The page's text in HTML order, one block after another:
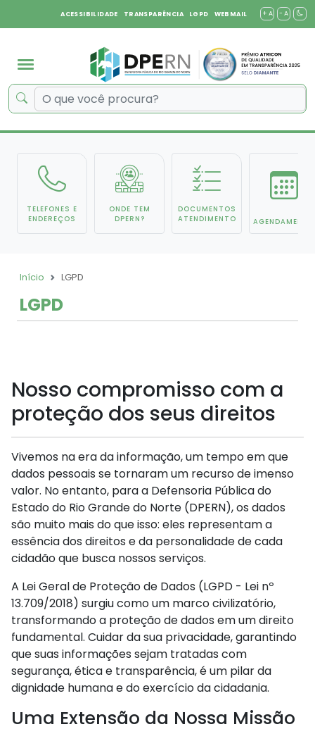
ACESSIBILIDADE TRANSPARÊNCIA LGPD WEBMAIL + A - A
TELEFONES E
ENDEREÇOS
ONDE TEM
DPERN?
DOCUMENTOS
ATENDIMENTO
AGENDAMENTO
Início LGPD
LGPD
Nosso compromisso com a
proteção dos seus direitos
Vivemos na era da informação, um tempo em que
dados pessoais se tornaram um recurso de imenso
valor. No entanto, para a Defensoria Pública do
Estado do Rio Grande do Norte (DPERN), os dados
são muito mais do que isso: eles representam a
essência dos direitos e da personalidade de cada
cidadão que busca nossos serviços.
A Lei Geral de Proteção de Dados (LGPD - Lei nº
13.709/2018) surgiu como um marco civilizatório,
transformando a proteção de dados em um direito
fundamental. Cuidar da sua privacidade, garantindo
que suas informações sejam tratadas com
segurança, ética e transparência, é um pilar da
dignidade humana e do exercício da cidadania.
Uma Extensão da Nossa Missão